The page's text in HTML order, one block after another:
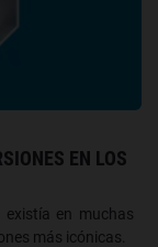
EN LOS
en muchas
más icónicas.